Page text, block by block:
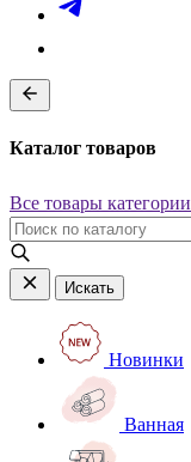
Каталог товаров
Все товары категории
Искать
Новинки
Ванная